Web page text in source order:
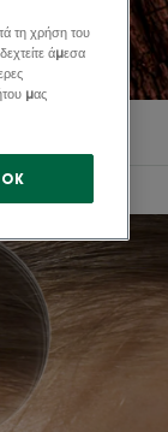
τη χρήση του
άμεσα
μας
OK